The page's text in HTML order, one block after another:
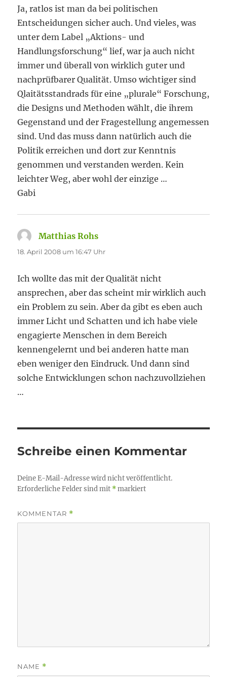
Ja, ratlos ist man da bei politischen
Entscheidungen sicher auch. Und vieles, was
unter dem Label „Aktions- und
Handlungsforschung“ lief, war ja auch nicht
immer und überall von wirklich guter und
nachprüfbarer Qualität. Umso wichtiger sind
Qlaitätsstandrads für eine „plurale“ Forschung,
die Designs und Methoden wählt, die ihrem
Gegenstand und der Fragestellung angemessen
sind. Und das muss dann natürlich auch die
Politik erreichen und dort zur Kenntnis
genommen und verstanden werden. Kein
leichter Weg, aber wohl der einzige …
Gabi
Matthias Rohs
18. April 2008 um 16:47 Uhr
Ich wollte das mit der Qualität nicht
ansprechen, aber das scheint mir wirklich auch
ein Problem zu sein. Aber da gibt es eben auch
immer Licht und Schatten und ich habe viele
engagierte Menschen in dem Bereich
kennengelernt und bei anderen hatte man
eben weniger den Eindruck. Und dann sind
solche Entwicklungen schon nachzuvollziehen
…
Schreibe einen Kommentar
Deine E-Mail-Adresse wird nicht veröffentlicht.
Erforderliche Felder sind mit *markiert
KOMMENTAR *
NAME *